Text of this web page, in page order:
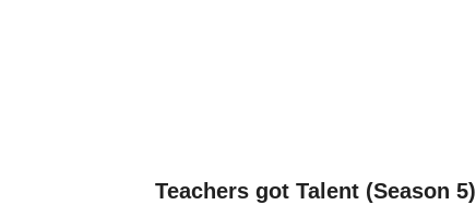
Teachers got Talent (Season 5) المسابقة السنوية لمواهب